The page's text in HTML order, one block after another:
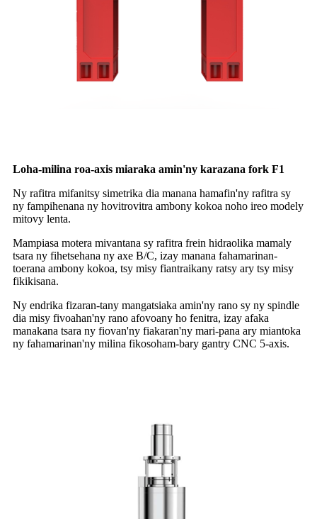
Loha-milina roa-axis miaraka amin'ny karazana fork F1
Ny rafitra mifanitsy simetrika dia manana hamafin'ny rafitra sy
ny fampihenana ny hovitrovitra ambony kokoa noho ireo modely
mitovy lenta.
Mampiasa motera mivantana sy rafitra frein hidraolika mamaly
tsara ny fihetsehana ny axe B/C, izay manana fahamarinan-
toerana ambony kokoa, tsy misy fiantraikany ratsy ary tsy misy
fikikisana.
Ny endrika fizaran-tany mangatsiaka amin'ny rano sy ny spindle
dia misy fivoahan'ny rano afovoany ho fenitra, izay afaka
manakana tsara ny fiovan'ny fiakaran'ny mari-pana ary miantoka
ny fahamarinan'ny milina fikosoham-bary gantry CNC 5-axis.